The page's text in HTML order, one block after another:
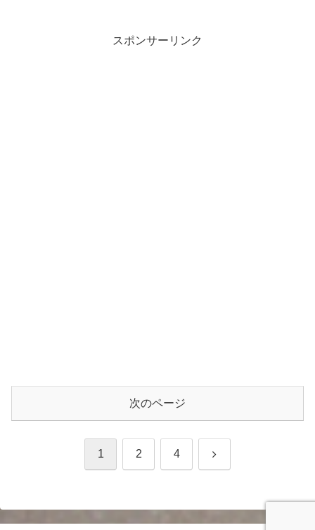
スポンサーリンク
次のページ
1 2 4 次